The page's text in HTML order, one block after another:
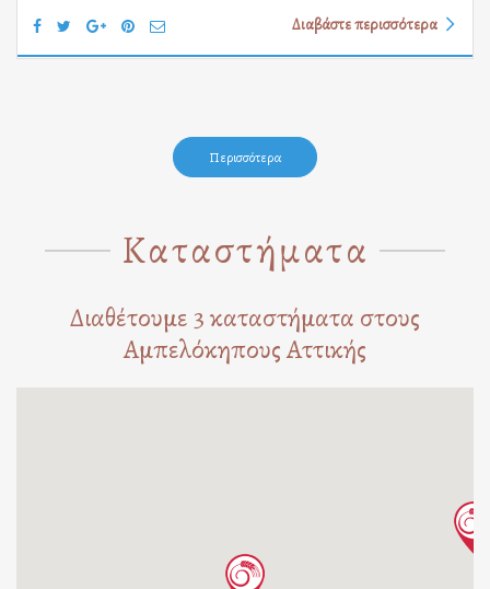
Διαβάστε περισσότερα
Περισσότερα
Καταστήματα
Διαθέτουμε 3 καταστήματα στους
Αμπελόκηπους Αττικής